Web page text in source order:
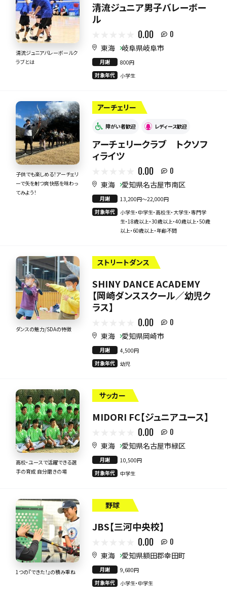
清流ジュニアバレーボールク
ラブとは
清流ジュニア男子バレーボー
ル
0.00 0
東海 岐阜県岐阜市
月謝
800円
対象年代
小学生
子供でも楽しめる！アーチェリ
ーで矢を射つ爽快感を味わっ
てみよう！
アーチェリー
障がい者歓迎 レディース歓迎
アーチェリークラブ トクソフ
ィライツ
0.00 0
東海 愛知県名古屋市南区
月謝
13,200円〜22,000円
対象年代
小学生・中学生・高校生・大学生・専門学
生・18歳以上・30歳以上・40歳以上・50歳
以上・60歳以上・年齢不問
ダンスの魅力/SDAの特徴
ストリートダンス
SHINY DANCE ACADEMY
【岡崎ダンススクール／幼児ク
ラス】
0.00 0
東海 愛知県岡崎市
月謝
4,500円
対象年代
幼児
高校・ユースで活躍できる選
手の育成 自分磨きの場
サッカー
MIDORI FC【ジュニアユース】
0.00 0
東海 愛知県名古屋市緑区
月謝
10,500円
対象年代
中学生
1つの『できた！』の積み重ね
野球
JBS【三河中央校】
0.00 0
東海 愛知県額田郡幸田町
月謝
9,680円
対象年代
小学生・中学生